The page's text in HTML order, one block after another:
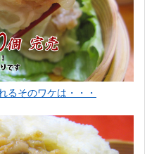
るそのワケは・・・